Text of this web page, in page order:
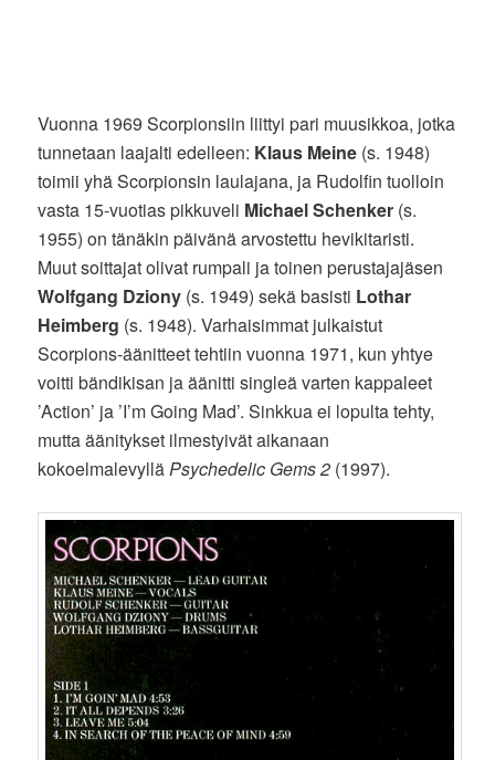
Vuonna 1969 Scorpionsiin liittyi pari muusikkoa, jotka
tunnetaan laajalti edelleen: Klaus Meine (s. 1948)
toimii yhä Scorpionsin laulajana, ja Rudolfin tuolloin
vasta 15-vuotias pikkuveli Michael Schenker (s.
1955) on tänäkin päivänä arvostettu hevikitaristi.
Muut soittajat olivat rumpali ja toinen perustajajäsen
Wolfgang Dziony (s. 1949) sekä basisti Lothar
Heimberg (s. 1948). Varhaisimmat julkaistut
Scorpions-äänitteet tehtiin vuonna 1971, kun yhtye
voitti bändikisan ja äänitti singleä varten kappaleet
’Action’ ja ’I’m Going Mad’. Sinkkua ei lopulta tehty,
mutta äänitykset ilmestyivät aikanaan
kokoelmalevyllä Psychedelic Gems 2 (1997).